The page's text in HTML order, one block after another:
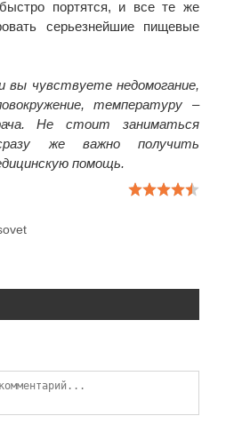
портятся, и все те же
серьезнейшие пищевые
вы чувствуете недомогание,
температуру –
Не стоит заниматься
же важно получить
помощь.